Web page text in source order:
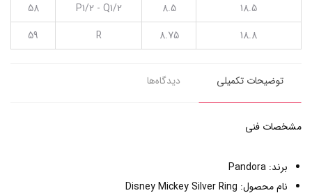
18.5
8.5
P1/2 - Q1/2
58
18.8
8.75
R
59
توضیحات تکمیلی دیدگاه‌ها
مشخصات فنی
برند: Pandora
نام محصول: Disney Mickey Silver Ring